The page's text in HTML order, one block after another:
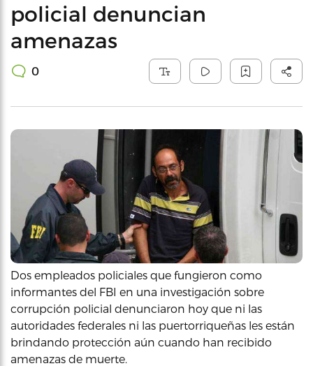
policial denuncian
amenazas
0
Dos empleados policiales que fungieron como
informantes del FBI en una investigación sobre
corrupción policial denunciaron hoy que ni las
autoridades federales ni las puertorriqueñas les están
brindando protección aún cuando han recibido
amenazas de muerte.